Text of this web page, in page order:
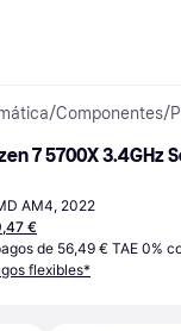
/Componentes/
7 5700X 3.4GHz
AM4, 2022
€
de 56,49 € TAE 0%
flexibles*